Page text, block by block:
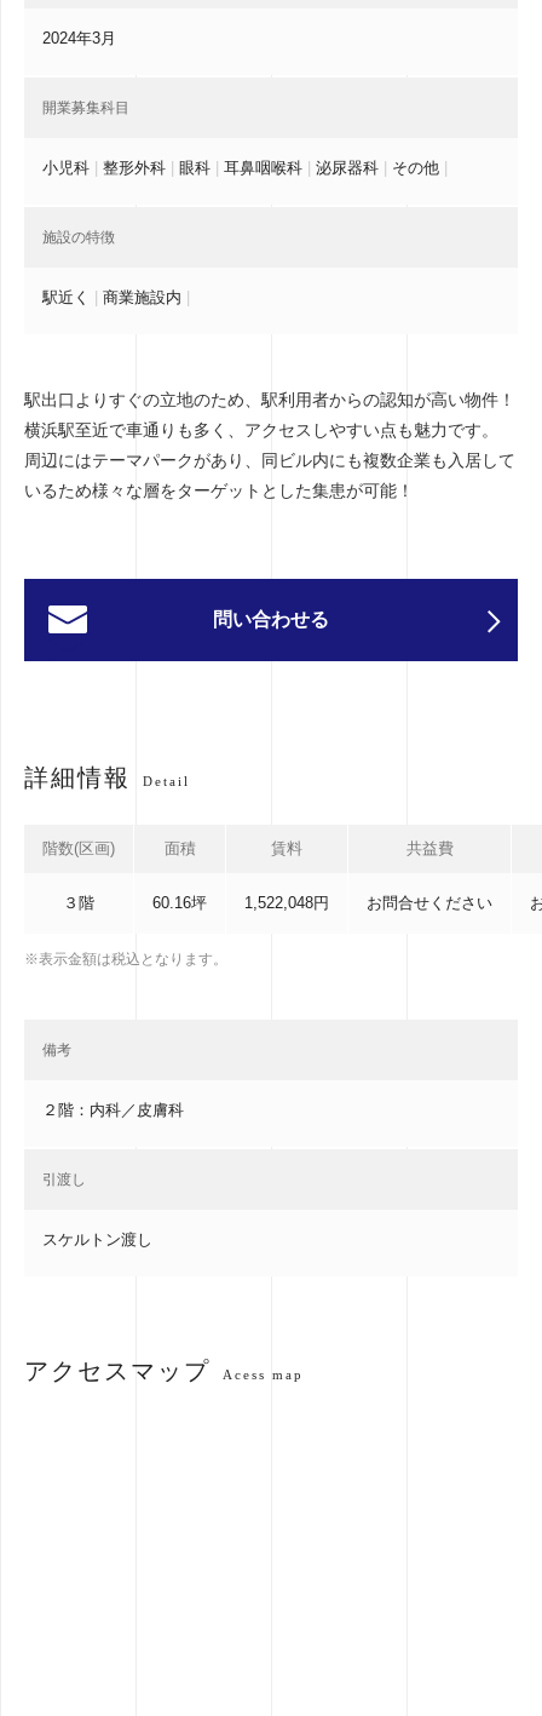
2024年3月
開業募集科目
小児科 整形外科 眼科 耳鼻咽喉科 泌尿器科 その他
施設の特徴
駅近く 商業施設内
駅出口よりすぐの立地のため、駅利用者からの認知が高い物件！
横浜駅至近で車通りも多く、アクセスしやすい点も魅力です。
周辺にはテーマパークがあり、同ビル内にも複数企業も入居して
いるため様々な層をターゲットとした集患が可能！
問い合わせる
詳細情報 Detail
階数(区画) 面積 賃料 共益費
３階 60.16坪 1,522,048円 お問合せください
※表示金額は税込となります。
備考
２階：内科／皮膚科
引渡し
スケルトン渡し
アクセスマップ Acess map